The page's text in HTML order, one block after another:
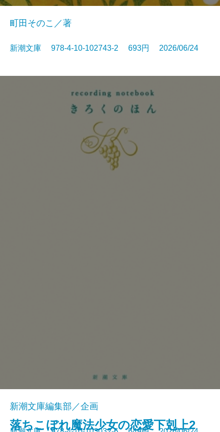
町田そのこ／著
新潮文庫 978-4-10-102743-2 693円 2026/06/24
新潮文庫編集部／企画
落ちこぼれ魔法少女の恋愛下剋上2